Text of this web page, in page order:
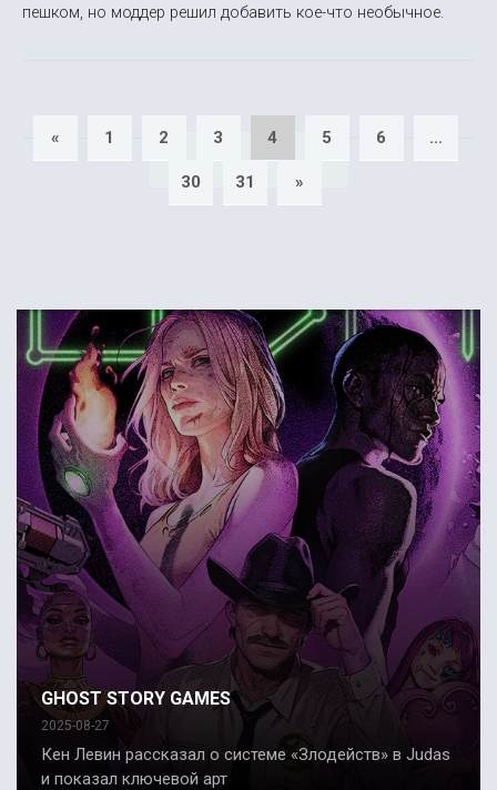
пешком, но моддер решил добавить кое-что необычное.
« 1 2 3 4 5 6 ...
30 31 »
GHOST STORY GAMES
2025-08-27
Кен Левин рассказал о системе «Злодейств» в Judas
и показал ключевой арт